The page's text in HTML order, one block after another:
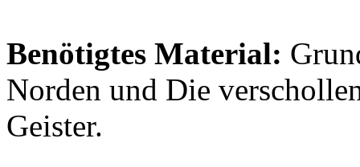
Benötigtes Material:
Norden und Die
Geister.